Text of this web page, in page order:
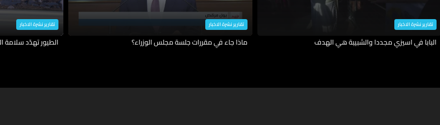
تقارير نشرة الاخبار
البابا في اسيزي مجددا والشبيبة هي الهدف
تقارير نشرة الاخبار
ماذا جاء في مقررات جلسة مجلس الوزراء؟
تقارير نشرة الاخبار
الطيور تهدّد سلامة